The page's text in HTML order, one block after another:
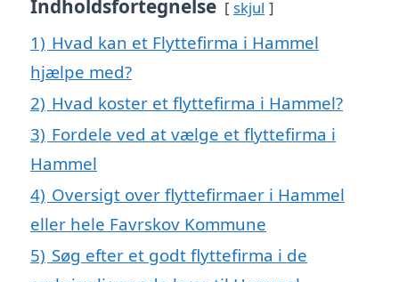
Indholdsfortegnelse skjul
1) Hvad kan et Flyttefirma i Hammel
hjælpe med?
2) Hvad koster et flyttefirma i Hammel?
3) Fordele ved at vælge et flyttefirma i
Hammel
4) Oversigt over flyttefirmaer i Hammel
eller hele Favrskov Kommune
5) Søg efter et godt flyttefirma i de